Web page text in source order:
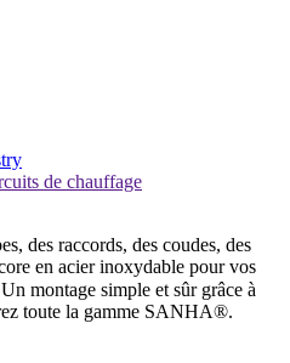
de chauffage
des raccords, des coudes, des
en acier inoxydable pour vos
montage simple et sûr grâce à
toute la gamme SANHA®.